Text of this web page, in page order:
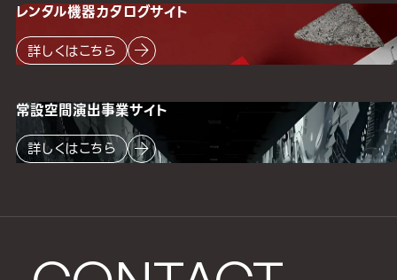
レンタル機器カタログサイト
詳しくはこちら
常設空間演出事業サイト
詳しくはこちら